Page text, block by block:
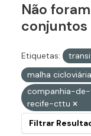
Não
conjuntos
Etiquetas:
malha cicloviária
companhia-
recife-cttu
Filtrar